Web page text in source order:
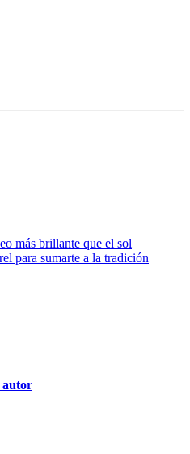
más brillante que el sol
para sumarte a la tradición
autor